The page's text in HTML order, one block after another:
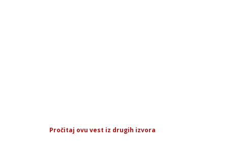
Pročitaj ovu vest iz drugih izvora